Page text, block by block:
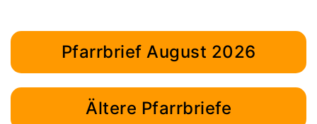
Pfarrbrief August 2026
Ältere Pfarrbriefe